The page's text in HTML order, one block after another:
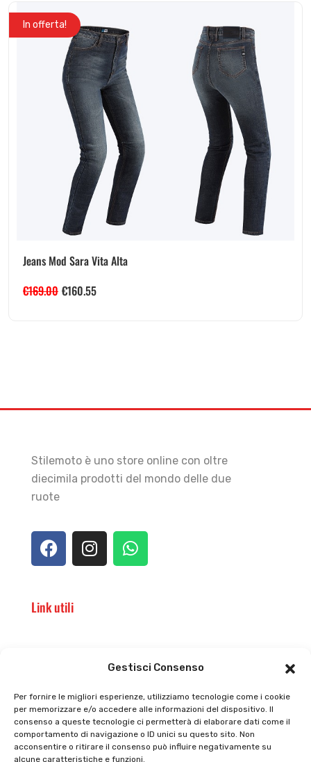
Gestisci Consenso
Per fornire le migliori esperienze, utilizziamo tecnologie come i cookie
per memorizzare e/o accedere alle informazioni del dispositivo. Il
consenso a queste tecnologie ci permetterà di elaborare dati come il
comportamento di navigazione o ID unici su questo sito. Non
acconsentire o ritirare il consenso può influire negativamente su
alcune caratteristiche e funzioni.
In offerta!
Jeans Mod Sara Vita Alta
€169.00 €160.55
Stilemoto è uno store online con oltre
diecimila prodotti del mondo delle due
ruote
Link utili
Privacy policy
Cookie policy
Tutti prodotti
Termini e condizioni